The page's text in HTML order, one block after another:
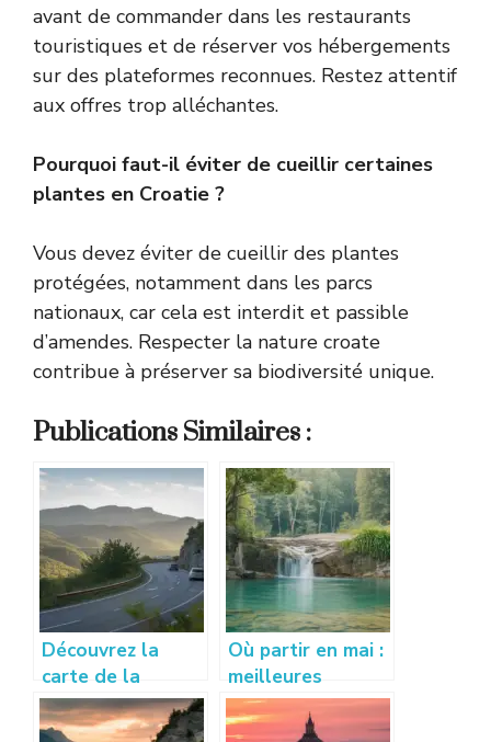
avant de commander dans les restaurants
touristiques et de réserver vos hébergements
sur des plateformes reconnues. Restez attentif
aux offres trop alléchantes.
Pourquoi faut-il éviter de cueillir certaines
plantes en Croatie ?
Vous devez éviter de cueillir des plantes
protégées, notamment dans les parcs
nationaux, car cela est interdit et passible
d’amendes. Respecter la nature croate
contribue à préserver sa biodiversité unique.
Publications Similaires :
Découvrez la
carte de la
Lozère pour un
voyage
Où partir en mai :
meilleures
destinations pour
voyager au